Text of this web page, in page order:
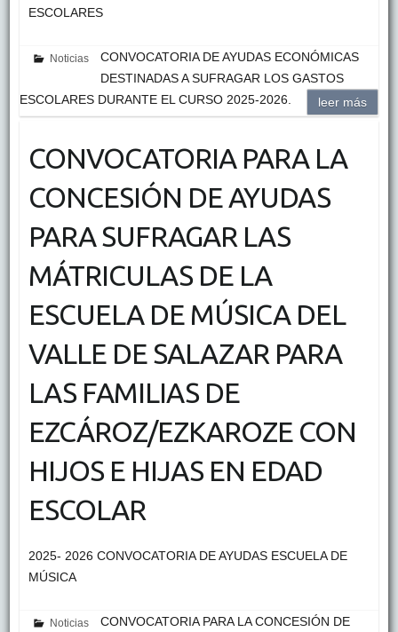
ESCOLARES
Noticias
CONVOCATORIA DE AYUDAS ECONÓMICAS
DESTINADAS A SUFRAGAR LOS GASTOS
ESCOLARES DURANTE EL CURSO 2025-2026.
leer más
CONVOCATORIA PARA LA
CONCESIÓN DE AYUDAS
PARA SUFRAGAR LAS
MÁTRICULAS DE LA
ESCUELA DE MÚSICA DEL
VALLE DE SALAZAR PARA
LAS FAMILIAS DE
EZCÁROZ/EZKAROZE CON
HIJOS E HIJAS EN EDAD
ESCOLAR
2025- 2026 CONVOCATORIA DE AYUDAS ESCUELA DE
MÚSICA
Noticias
CONVOCATORIA PARA LA CONCESIÓN DE